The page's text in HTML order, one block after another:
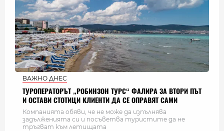
ВАЖНО ДНЕС
ТУРОПЕРАТОРЪТ „РОБИНЗОН ТУРС“ ФАЛИРА ЗА ВТОРИ ПЪТ
И ОСТАВИ СТОТИЦИ КЛИЕНТИ ДА СЕ ОПРАВЯТ САМИ
Компанията обяви, че не може да изпълнява
задълженията си и посъветва туристите да не
тръгват към летищата